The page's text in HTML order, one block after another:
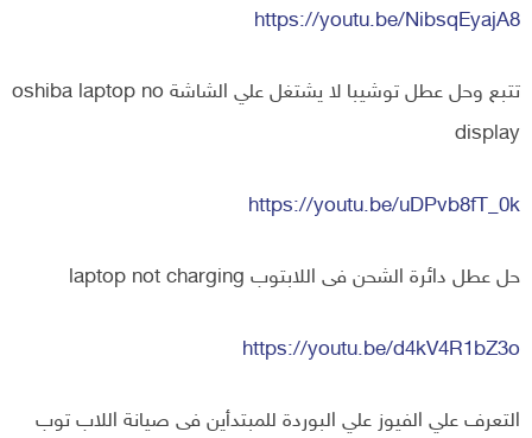
https://youtu.be/NibsqEyajA8
تتبع وحل عطل توشيبا لا يشتغل علي الشاشة oshiba laptop no
display
https://youtu.be/uDPvb8fT_0k
حل عطل دائرة الشحن فى اللابتوب laptop not charging
https://youtu.be/d4kV4R1bZ3o
التعرف علي الفيوز علي البوردة للمبتدأين فى صيانة اللاب توب